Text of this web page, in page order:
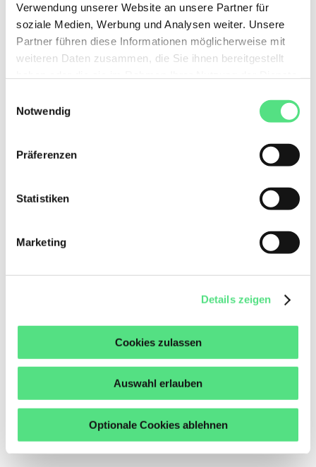
Verwendung unserer Website an unsere Partner für
soziale Medien, Werbung und Analysen weiter. Unsere
Partner führen diese Informationen möglicherweise mit
weiteren Daten zusammen, die Sie ihnen bereitgestellt
notwendige Cookies, wenn Sie unsere Webseite
Notwendig
Präferenzen
Statistiken
Marketing
Details zeigen
Cookies zulassen
Auswahl erlauben
Optionale Cookies ablehnen